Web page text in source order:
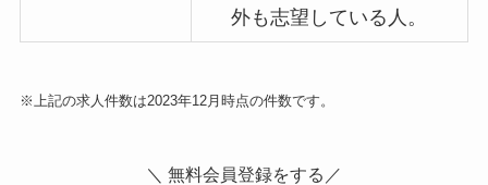
外も志望している人。
※上記の求人件数は2023年12月時点の件数です。
＼ 無料会員登録をする／